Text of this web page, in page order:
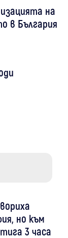
на
в България
но към
3 часа